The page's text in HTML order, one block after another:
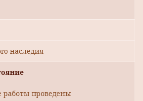
наследия
работы проведены